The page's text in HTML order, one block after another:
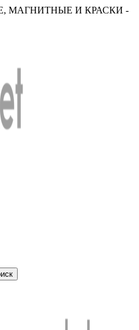
МАГНИТНЫЕ И КРАСКИ -